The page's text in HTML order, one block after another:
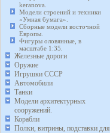
keranova.
Модели строений и техники
«Умная бумага».
Сборные модели восточной
Европы.
Фигуры оловянные, в
масштабе 1:35.
Железные дороги
Оружие
Игрушки СССР
Автомобили
Танки
Модели архитектурных
сооружений.
Корабли
Полки, витрины, подставки для